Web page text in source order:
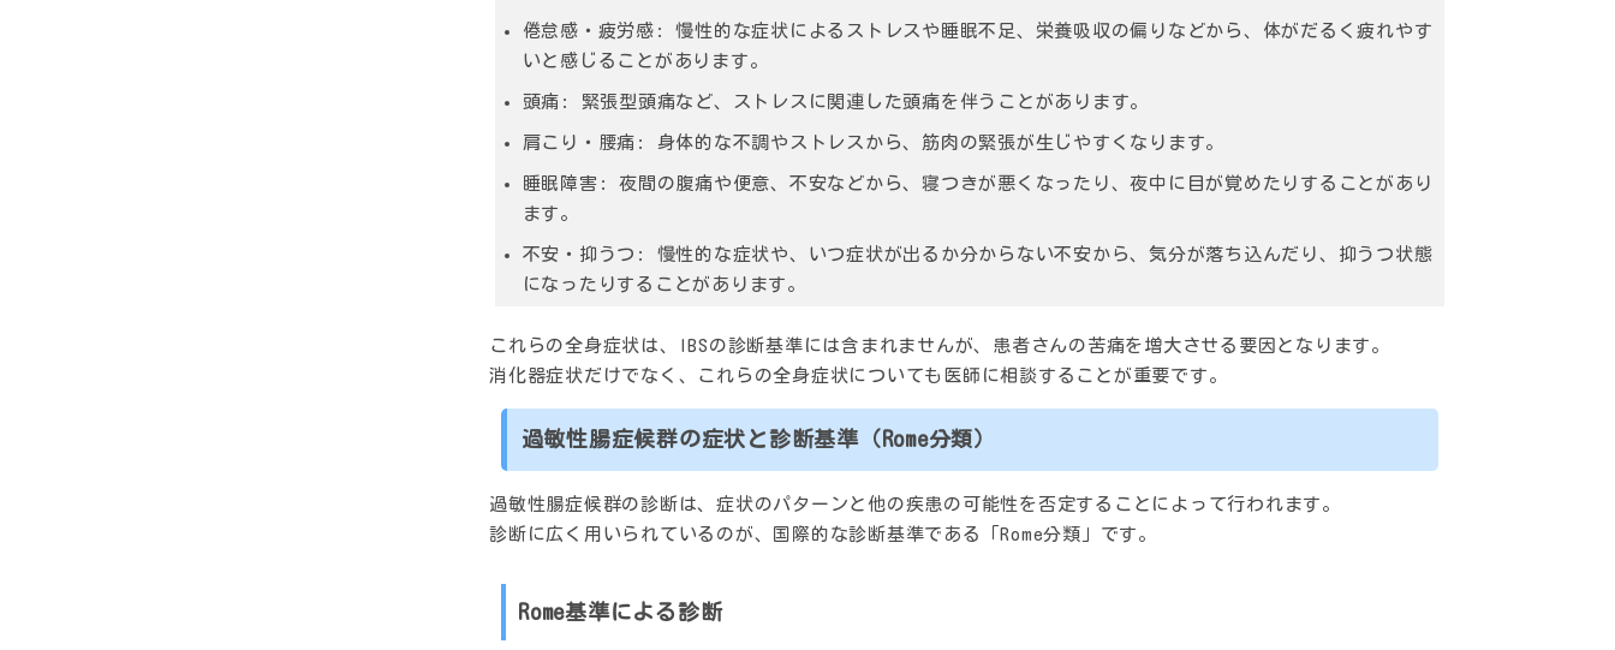
倦怠感・疲労感 : 慢性的な症状によるストレスや睡眠不足、栄養吸収の偏りなどから、体がだるく疲れやす
いと感じることがあります。
頭痛 : 緊張型頭痛など、ストレスに関連した頭痛を伴うことがあります。
肩こり・腰痛 : 身体的な不調やストレスから、筋肉の緊張が生じやすくなります。
睡眠障害 : 夜間の腹痛や便意、不安などから、寝つきが悪くなったり、夜中に目が覚めたりすることがあり
ます。
不安・抑うつ : 慢性的な症状や、いつ症状が出るか分からない不安から、気分が落ち込んだり、抑うつ状態
になったりすることがあります。
これらの全身症状は、IBSの診断基準には含まれませんが、患者さんの苦痛を増大させる要因となります。
消化器症状だけでなく、これらの全身症状についても医師に相談することが重要です。
過敏性腸症候群の症状と診断基準（Rome分類）
過敏性腸症候群の診断は、症状のパターンと他の疾患の可能性を否定することによって行われます。
診断に広く用いられているのが、国際的な診断基準である「Rome分類」です。
Rome基準による診断